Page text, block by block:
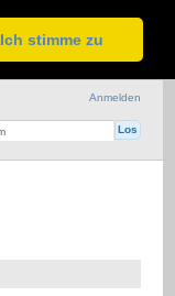
Ich stimme zu
Anmelden